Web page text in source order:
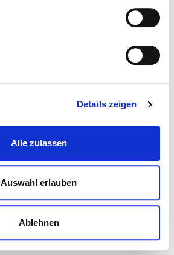
Details zeigen
Alle zulassen
Auswahl erlauben
Ablehnen